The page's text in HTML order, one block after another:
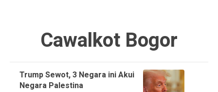
Cawalkot Bogor
Trump Sewot, 3 Negara ini Akui
Negara Palestina